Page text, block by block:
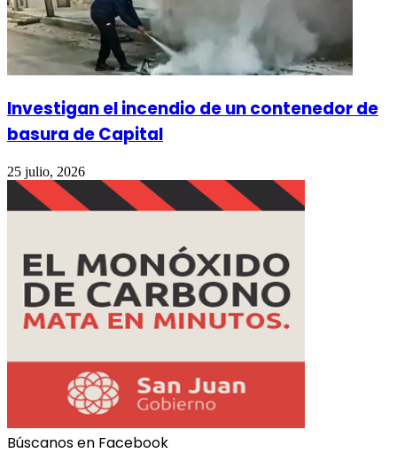
Investigan el incendio de un contenedor de
basura de Capital
25 julio, 2026
Búscanos en Facebook